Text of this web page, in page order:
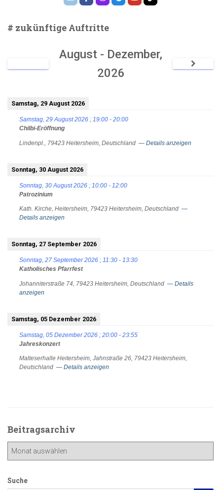
# zukünftige Auftritte
August - Dezember,
2026
Samstag, 29 August 2026
Samstag, 29 August 2026 ; 19:00 - 20:00
Chilbi-Eröffnung
Lindenpl., 79423 Heitersheim, Deutschland — Details anzeigen
Sonntag, 30 August 2026
Sonntag, 30 August 2026 ; 10:00 - 12:00
Patrozinium
Kath. Kirche, Heitersheim, 79423 Heitersheim, Deutschland —
Details anzeigen
Sonntag, 27 September 2026
Sonntag, 27 September 2026 ; 11:30 - 13:30
Katholisches Pfarrfest
Johanniterstraße 74, 79423 Heitersheim, Deutschland — Details
anzeigen
Samstag, 05 Dezember 2026
Samstag, 05 Dezember 2026 ; 20:00 - 23:55
Jahreskonzert
Malteserhalle Heitersheim, Jahnstraße 26, 79423 Heitersheim,
Deutschland — Details anzeigen
Beitragsarchiv
Beitragsarchiv
Suche